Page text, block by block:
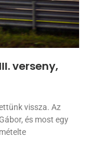
verseny,
vissza. Az
és most egy